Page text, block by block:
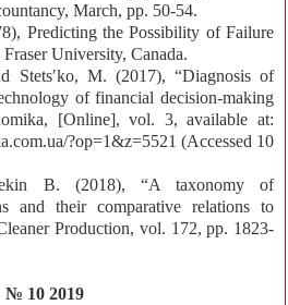
March, рр. 50-54.
Predicting the Possibility of Failure
University, Canada.
Stetsʹko, M. (2017), “Diagnosis of
of financial decision-making
[Online], vol. 3, available at:
?op=1&z=5521 (Accessed 10
B. (2018), “A taxonomy of
and their comparative relations to
Production, vol. 172, рр. 1823-
№ 10 2019